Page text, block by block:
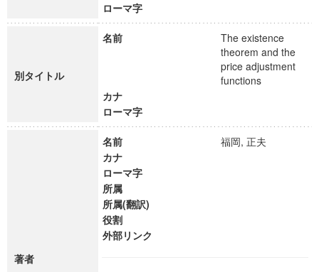
ローマ字
別タイトル
名前
The existence
theorem and the
price adjustment
functions
カナ
ローマ字
著者
名前
福岡, 正夫
カナ
ローマ字
所属
所属(翻訳)
役割
外部リンク